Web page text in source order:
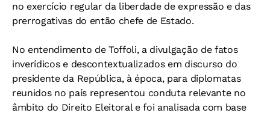
no exercício regular da liberdade de expressão e das
prerrogativas do então chefe de Estado.
No entendimento de Toffoli, a divulgação de fatos
inverídicos e descontextualizados em discurso do
presidente da República, à época, para diplomatas
reunidos no país representou conduta relevante no
âmbito do Direito Eleitoral e foi analisada com base